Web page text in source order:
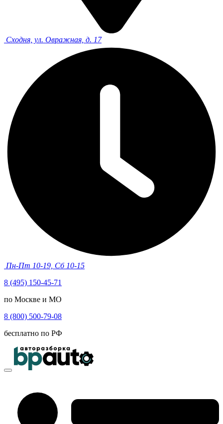
Сходня, ул. Овражная, д. 17
Пн-Пт 10-19, Сб 10-15
8 (495) 150-45-71
по Москве и МО
8 (800) 500-79-08
бесплатно по РФ